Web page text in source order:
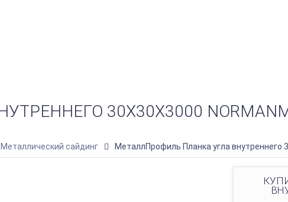
30Х30Х3000
сайдинг МеталлПрофиль Планка угла внутреннего